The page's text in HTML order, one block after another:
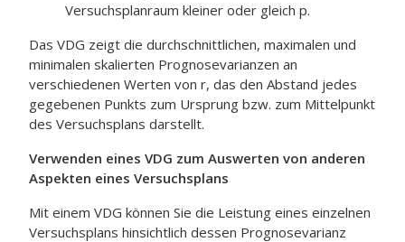
Versuchsplanraum kleiner oder gleich p.
Das VDG zeigt die durchschnittlichen, maximalen und
minimalen skalierten Prognosevarianzen an
verschiedenen Werten von r, das den Abstand jedes
gegebenen Punkts zum Ursprung bzw. zum Mittelpunkt
des Versuchsplans darstellt.
Verwenden eines VDG zum Auswerten von anderen
Aspekten eines Versuchsplans
Mit einem VDG können Sie die Leistung eines einzelnen
Versuchsplans hinsichtlich dessen Prognosevarianz